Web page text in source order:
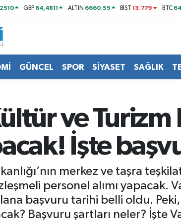
GBP 64,4811 ALTIN 6660.55 BİST13.779 BTC
GÜNCEL SPOR SİYASET SAĞLIK
ve Turizm
İşte
merkez ve taşra
personel alımı yapacak.
başvuru tarihi belli oldu.
Başvuru şartları neler? İşte